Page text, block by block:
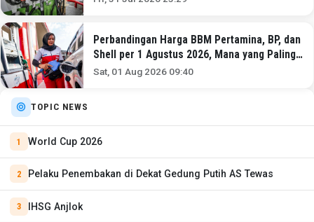
Perbandingan Harga BBM Pertamina, BP, dan
Shell per 1 Agustus 2026, Mana yang Paling
Murah?
Sat, 01 Aug 2026 09:40
TOPIC NEWS
World Cup 2026
Pelaku Penembakan di Dekat Gedung Putih AS Tewas
IHSG Anjlok